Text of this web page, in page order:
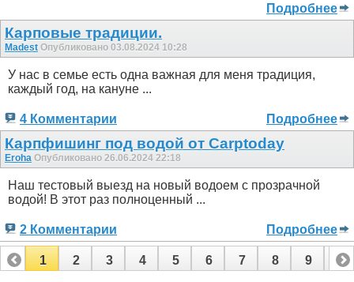
Подробнее
Карповые традиции.
Madest Опубликовано 03.08.2024 10:28
У нас в семье есть одна важная для меня традиция,
каждый год, на кануне ...
4 Комментарии Подробнее
Карпфишинг под водой от Carptoday
Eroha Опубликовано 26.06.2024 22:18
Наш тестовый выезд на новый водоем с прозрачной
водой! В этот раз полноценный ...
2 Комментарии Подробнее
1 2 3 4 5 6 7 8 9 10